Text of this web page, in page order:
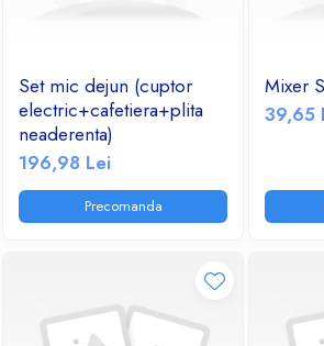
Set mic dejun (cuptor
electric+cafetiera+plita
neaderenta)
196,98 Lei
Precomanda
Mixer
39,65